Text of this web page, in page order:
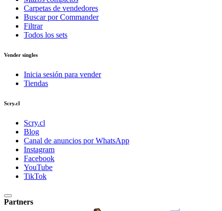
Carpetas de vendedores
Buscar por Commander
Filtrar
Todos los sets
Vender singles
Inicia sesión para vender
Tiendas
Scry.cl
Scry.cl
Blog
Canal de anuncios por WhatsApp
Instagram
Facebook
YouTube
TikTok
Partners